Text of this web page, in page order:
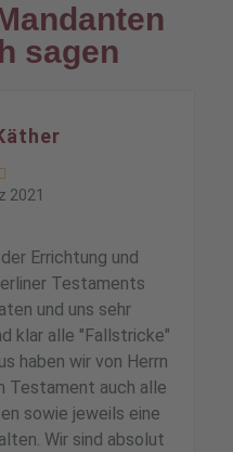
sagen

2021
Errichtung und
Testaments
und uns sehr
klar alle "Fallstricke"
haben wir von Herrn
Testament auch alle
sowie jeweils eine
Wir sind absolut